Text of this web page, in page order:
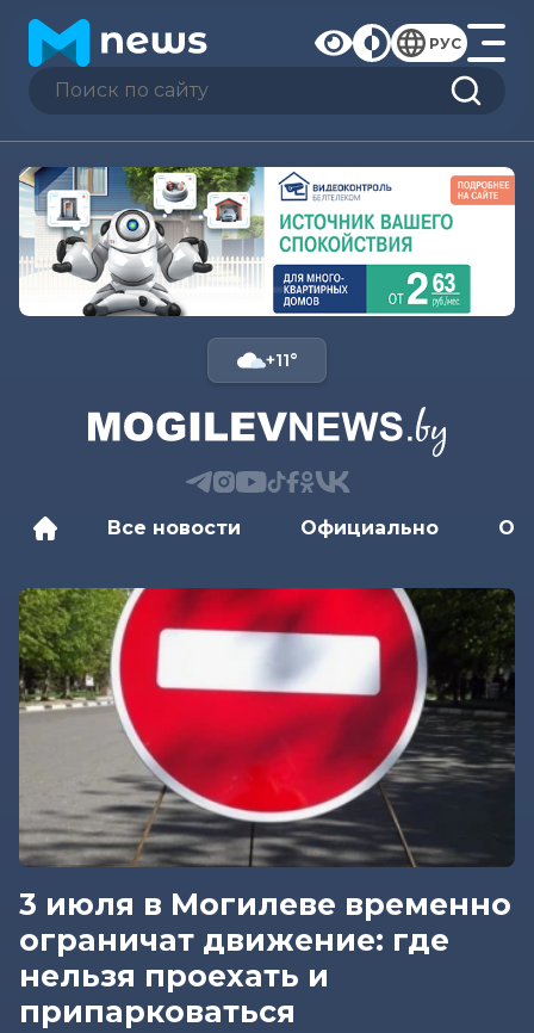
РУС
+11°
Все новости Официально
3 июля в Могилеве временно
ограничат движение: где
нельзя проехать и
припарковаться